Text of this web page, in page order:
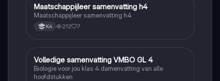
Maatschappijleer
Maatschappijleer samenvatting h4
Maatschappijleer samenvatting h4
K4 212 7
Biologie
Volledige samenvatting VMBO GL 4
Biologie voor jou klas 4 damenvatting van alle
hoofdstukken